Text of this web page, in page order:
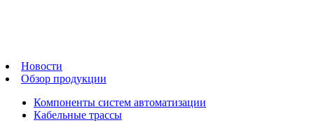
Новости
Обзор продукции
Компоненты систем автоматизации
Кабельные трассы